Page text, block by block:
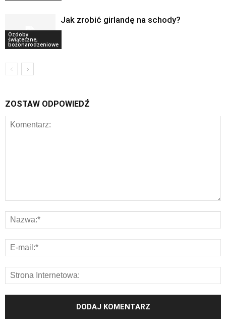
Ozdoby
świąteczne,
bożonarodzeniowe
Jak zrobić girlandę na schody?
ZOSTAW ODPOWIEDŹ